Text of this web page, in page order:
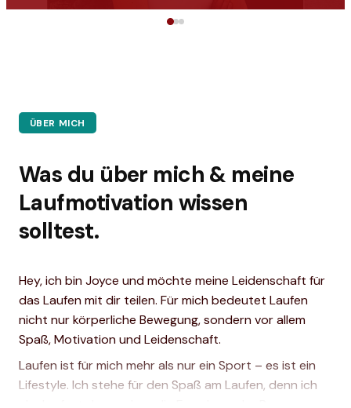
ÜBER MICH
Was du über mich & meine
Laufmotivation wissen
solltest.
Hey, ich bin Joyce und möchte meine Leidenschaft für
das Laufen mit dir teilen. Für mich bedeutet Laufen
nicht nur körperliche Bewegung, sondern vor allem
Spaß, Motivation und Leidenschaft.
Laufen ist für mich mehr als nur ein Sport – es ist ein
Lifestyle. Ich stehe für den Spaß am Laufen, denn ich